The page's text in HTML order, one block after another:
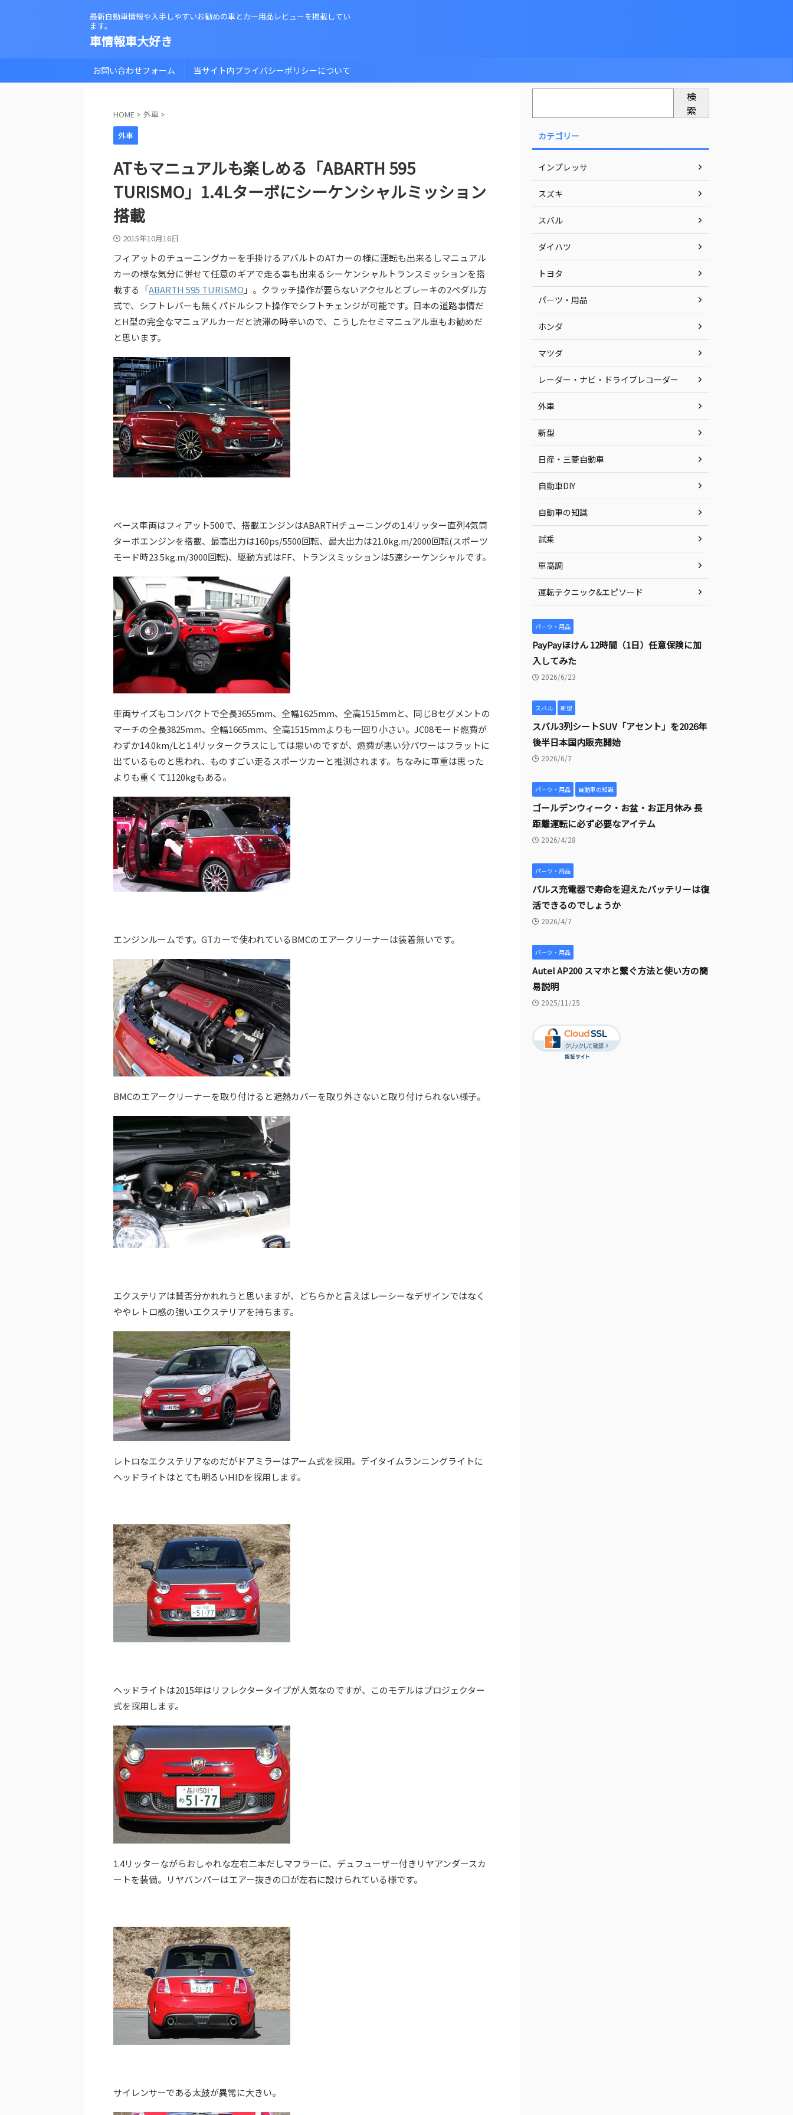
最新自動車情報や入手しやすいお勧めの車とカー用品レビューを掲載してい
ます。
車情報車大好き
お問い合わせフォーム 当サイト内プライバシーポリシーについて
HOME > 外車 >
外車
ATもマニュアルも楽しめる「ABARTH 595
TURISMO」1.4Lターボにシーケンシャルミッション
搭載
2015年10月16日
フィアットのチューニングカーを手掛けるアバルトのATカーの様に運転も出来るしマニュアル
カーの様な気分に併せて任意のギアで走る事も出来るシーケンシャルトランスミッションを搭
載する「ABARTH 595 TURISMO 」。クラッチ操作が要らないアクセルとブレーキの2ペダル方
式で、シフトレバーも無くパドルシフト操作でシフトチェンジが可能です。日本の道路事情だ
とH型の完全なマニュアルカーだと渋滞の時辛いので、こうしたセミマニュアル車もお勧めだ
と思います。
ベース車両はフィアット500で、搭載エンジンはABARTHチューニングの1.4リッター直列4気筒
ターボエンジンを搭載、最高出力は160ps/5500回転、最大出力は21.0kg.m/2000回転(スポーツ
モード時23.5kg.m/3000回転)、駆動方式はFF、トランスミッションは5速シーケンシャルです。
車両サイズもコンパクトで全長3655mm、全幅1625mm、全高1515mmと、同じBセグメントの
マーチの全長3825mm、全幅1665mm、全高1515mmよりも一回り小さい。JC08モード燃費が
わずか14.0km/Lと1.4リッタークラスにしては悪いのですが、燃費が悪い分パワーはフラットに
出ているものと思われ、ものすごい走るスポーツカーと推測されます。ちなみに車重は思った
よりも重くて1120kgもある。
エンジンルームです。GTカーで使われているBMCのエアークリーナーは装着無いです。
BMCのエアークリーナーを取り付けると遮熱カバーを取り外さないと取り付けられない様子。
エクステリアは賛否分かれれうと思いますが、どちらかと言えばレーシーなデザインではなく
ややレトロ感の強いエクステリアを持ちます。
レトロなエクステリアなのだがドアミラーはアーム式を採用。デイタイムランニングライトに
ヘッドライトはとても明るいHIDを採用します。
ヘッドライトは2015年はリフレクタータイプが人気なのですが、このモデルはプロジェクター
式を採用します。
1.4リッターながらおしゃれな左右二本だしマフラーに、デュフューザー付きリヤアンダースカ
ートを装備。リヤバンパーはエアー抜きの口が左右に設けられている様です。
サイレンサーである太鼓が異常に大きい。
検
索
カテゴリー
インプレッサ
スズキ
スバル
ダイハツ
トヨタ
パーツ・用品
ホンダ
マツダ
レーダー・ナビ・ドライブレコーダー
外車
新型
日産・三菱自動車
自動車DIY
自動車の知識
試乗
車高調
運転テクニック&エピソード
パーツ・用品
PayPayほけん 12時間（1日）任意保険に加
入してみた
2026/6/23
スバル 新型
スバル3列シートSUV「アセント」を2026年
後半日本国内販売開始
2026/6/7
パーツ・用品 自動車の知識
ゴールデンウィーク・お盆・お正月休み 長
距離運転に必ず必要なアイテム
2026/4/28
パーツ・用品
パルス充電器で寿命を迎えたバッテリーは復
活できるのでしょうか
2026/4/7
パーツ・用品
Autel AP200 スマホと繋ぐ方法と使い方の簡
易説明
2025/11/25